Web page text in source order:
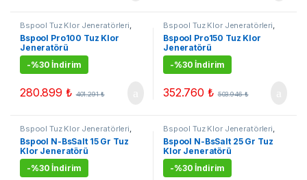
Bspool Tuz Klor Jeneratörleri,
Çok Satanlar,Kampanyalı
Ürünler, Tuz Klor Jenerarörleri
Bspool Pro100 Tuz Klor
Jeneratörü
-%30 İndirim
280.899 ₺ 401.291₺
Bspool Tuz Klor Jeneratörleri,
Çok Satanlar,Kampanyalı
Ürünler, Tuz Klor Jenerarörleri
Bspool Pro150 Tuz Klor
Jeneratörü
-%30 İndirim
352.760 ₺ 503.946₺
Bspool Tuz Klor Jeneratörleri,
Tuz Klor Jenerarörleri
Bspool N-BsSalt 15 Gr Tuz
Klor Jeneratörü
-%30 İndirim
Bspool Tuz Klor Jeneratörleri,
Tuz Klor Jenerarörleri
Bspool N-BsSalt 25 Gr Tuz
Klor Jeneratörü
-%30 İndirim